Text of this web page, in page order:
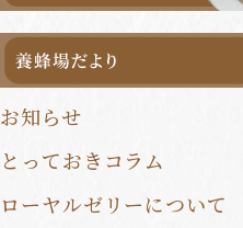
お知らせ
とっておきコラム
ローヤルゼリーについて